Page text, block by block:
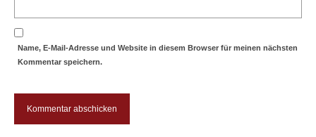
Name, E-Mail-Adresse und Website in diesem Browser für meinen nächsten
Kommentar speichern.